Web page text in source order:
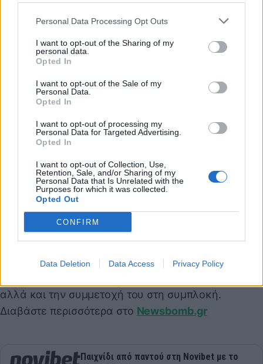
Personal Data Processing Opt Outs
I want to opt-out of the Sharing of my
personal data.
Opted In
I want to opt-out of the Sale of my
Personal Data.
Opted In
I want to opt-out of processing my
Personal Data for Targeted Advertising.
Opted In
I want to opt-out of Collection, Use,
Retention, Sale, and/or Sharing of my
Personal Data that Is Unrelated with the
Purposes for which it was collected.
Opted Out
CONFIRM
Data Deletion Data Access Privacy Policy
Το κατάστημά του βρίσκεται πίσω από το γήπεδο
του Παναθηναϊκού στη λεωφόρο Αλεξάνδρας και το
μεσημέρι της Πέμπτης έγινε στόχος απο περίπου
δέκα άτομα που επέβαιναν σε μηχανάκια, χωρίς
τράπηκαν σε φυγή, ενώ η αστυνομία εκτιμά πως
πρόκειται για αντίποινα οργανωμένων οπαδών
άλλης ομάδας.
Ο δεύτερος βασικός ύποπτος, Έλληνας και αυτός,
27 ετών, ο οποίος είχε συλληφθεί τον Φεβρουάριο
του 2022 για συμμετοχή σε επεισόδια αθλητικής
βίας.
Ο τρίτος ύποπτος Έλληνας επίσης, αναζητείται, ενώ
έχει ταυτοποιηθεί από αναρτήσεις στα μέσα
αλλά και την συμμετοχή του στη συμπλοκή.
Διαβάστε περισσότερα στο Newsbomb.gr
Παιχνίδι από παντού στη Novibet με το